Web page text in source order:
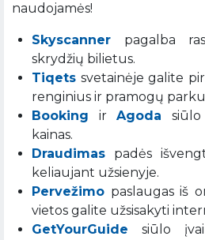
naudojamės!
Skyscanner pagalba
skrydžių bilietus.
Tiqets svetainėje galite
renginius ir pramogų
Booking irAgoda siūlo
kainas.
Draudimas padės
keliaujant užsienyje.
Pervežimo paslaugas iš
vietos galite užsisakyti
GetYourGuide siūlo